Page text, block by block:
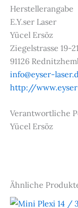
Herstellerangabe
E.Y.ser Laser
Yücel Ersöz
Ziegelstrasse 19-21
91126
info@eyser-
http://
Verantwortliche
Yücel Ersöz
Ähnliche